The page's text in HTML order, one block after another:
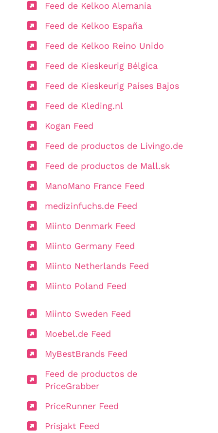
Feed de Kelkoo Alemania
Feed de Kelkoo España
Feed de Kelkoo Reino Unido
Feed de Kieskeurig Bélgica
Feed de Kieskeurig Países Bajos
Feed de Kleding.nl
Kogan Feed
Feed de productos de Livingo.de
Feed de productos de Mall.sk
ManoMano France Feed
medizinfuchs.de Feed
Miinto Denmark Feed
Miinto Germany Feed
Miinto Netherlands Feed
Miinto Poland Feed
Miinto Sweden Feed
Moebel.de Feed
MyBestBrands Feed
Feed de productos de
PriceGrabber
PriceRunner Feed
Prisjakt Feed